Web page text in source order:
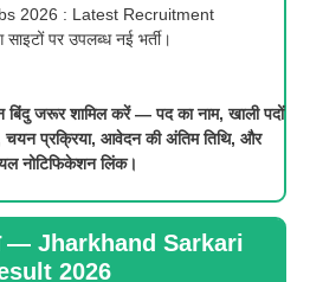
2026 : Latest Recruitment
पर उपलब्ध नई भर्ती।
बिंदु जरूर शामिल करें — पद का नाम, खाली पदों
चयन प्रक्रिया, आवेदन की अंतिम तिथि, और
नोटिफिकेशन लिंक।
— Jharkhand Sarkari
2026